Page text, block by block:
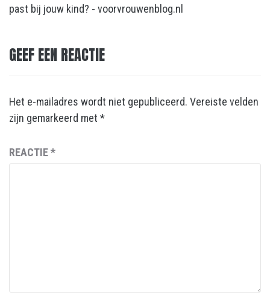
past bij jouw kind? - voorvrouwenblog.nl
GEEF EEN REACTIE
Het e-mailadres wordt niet gepubliceerd. Vereiste velden
zijn gemarkeerd met *
REACTIE*